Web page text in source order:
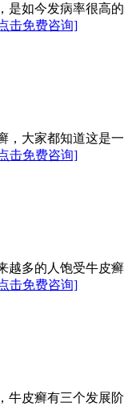
是如今发病率很高的
击免费咨询]
，大家都知道这是一
击免费咨询]
越多的人饱受牛皮癣
击免费咨询]
牛皮癣有三个发展阶